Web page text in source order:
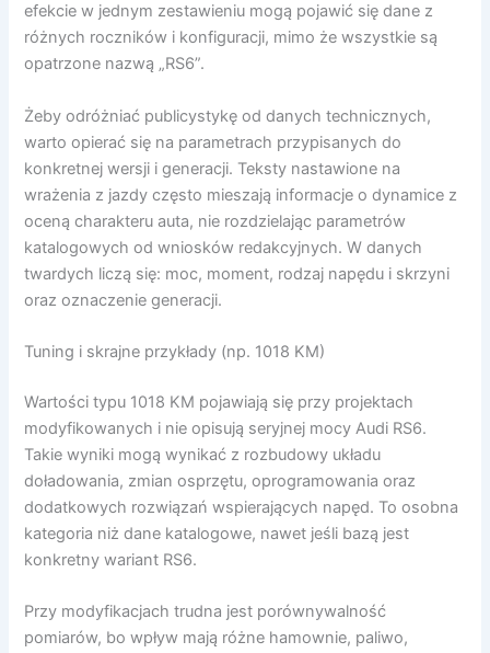
efekcie w jednym zestawieniu mogą pojawić się dane z
różnych roczników i konfiguracji, mimo że wszystkie są
opatrzone nazwą „RS6”.
Żeby odróżniać publicystykę od danych technicznych,
warto opierać się na parametrach przypisanych do
konkretnej wersji i generacji. Teksty nastawione na
wrażenia z jazdy często mieszają informacje o dynamice z
oceną charakteru auta, nie rozdzielając parametrów
katalogowych od wniosków redakcyjnych. W danych
twardych liczą się: moc, moment, rodzaj napędu i skrzyni
oraz oznaczenie generacji.
Tuning i skrajne przykłady (np. 1018 KM)
Wartości typu 1018 KM pojawiają się przy projektach
modyfikowanych i nie opisują seryjnej mocy Audi RS6.
Takie wyniki mogą wynikać z rozbudowy układu
doładowania, zmian osprzętu, oprogramowania oraz
dodatkowych rozwiązań wspierających napęd. To osobna
kategoria niż dane katalogowe, nawet jeśli bazą jest
konkretny wariant RS6.
Przy modyfikacjach trudna jest porównywalność
pomiarów, bo wpływ mają różne hamownie, paliwo,